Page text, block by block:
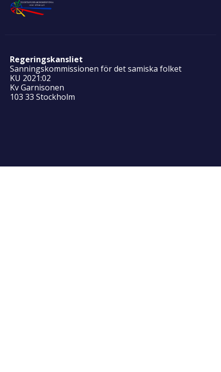
Regeringskansliet
Sanningskommissionen för det samiska folket
KU 2021:02
Kv Garnisonen
103 33 Stockholm